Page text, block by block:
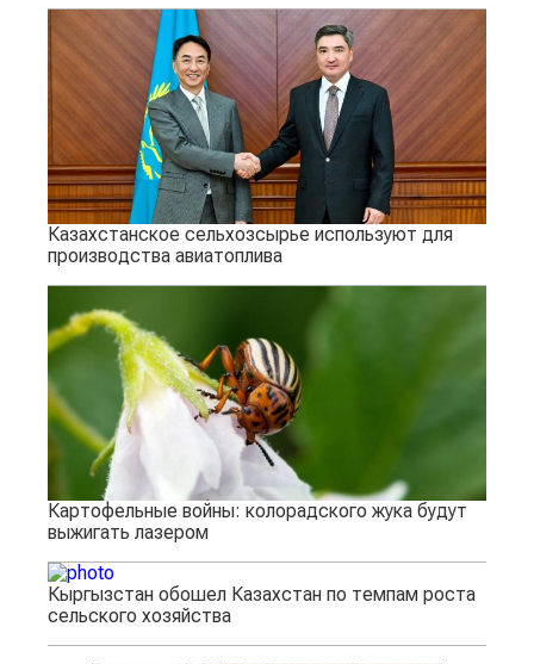
Казахстанское сельхозсырье используют для
производства авиатоплива
Картофельные войны: колорадского жука будут
выжигать лазером
Кыргызстан обошел Казахстан по темпам роста
сельского хозяйства